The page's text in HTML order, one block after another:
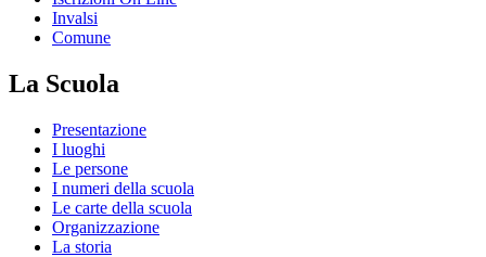
Invalsi
Comune
La Scuola
Presentazione
I luoghi
Le persone
I numeri della scuola
Le carte della scuola
Organizzazione
La storia